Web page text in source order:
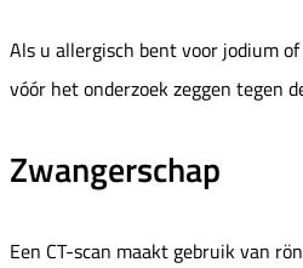
Als u allergisch bent voor jodium
vóór het onderzoek zeggen tegen
Zwangerschap
Een CT-scan maakt gebruik van